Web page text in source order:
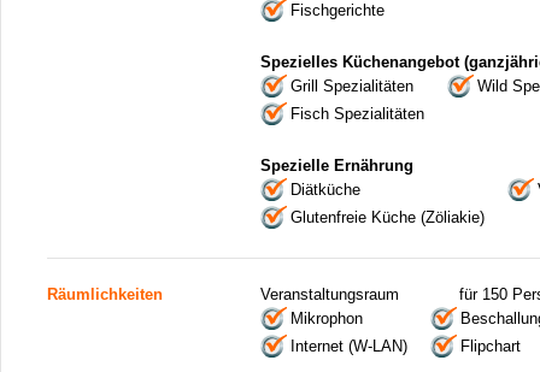
Fischgerichte
Spezielles Küchenangebot
Grill Spezialitäten
Wild
Fisch Spezialitäten
Spezielle Ernährung
Diätküche
Glutenfreie Küche (Zöliakie)
Räumlichkeiten Veranstaltungsraum
für 150
Mikrophon
Internet (W-LAN)
Flipchart